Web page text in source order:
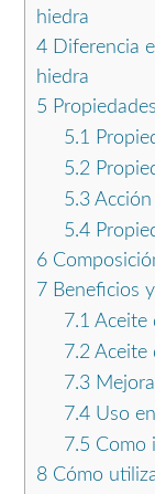
hiedra
4 Diferencia
hiedra
5
5.1
5.2
5.3Acción
5.4
6
7 Beneficios
7.1 Aceite
7.2Aceite
7.3Mejora
7.4Uso en
7.5 Como
8 Cómo